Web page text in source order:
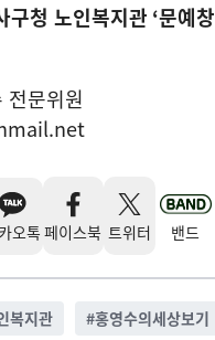
구청 노인복지관 ‘문예
전문위원
오톡 페이스북 트위터 밴드
복지관 #홍영수의세상보기